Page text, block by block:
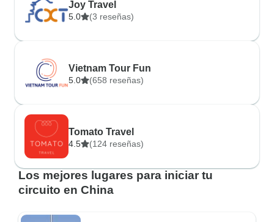
Joy Travel
5.0 (3 reseñas)
Vietnam Tour Fun
5.0 (658 reseñas)
Tomato Travel
4.5 (124 reseñas)
Los mejores lugares para iniciar tu
circuito en China